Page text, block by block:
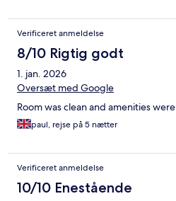
Verificeret anmeldelse
8/10 Rigtig godt
1. jan. 2026
Oversæt med Google
Room was clean and amenities
paul, rejse på 5 nætter
Verificeret anmeldelse
10/10 Enestående